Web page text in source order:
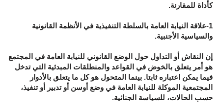
كأداة للمقارنة.
1-علاقة النيابة العامة بالسلطة التنفيذية في الأنظمة القانونية
والسياسية الأجنبية.
إن النقاش أو التداول حول الوضع القانوني للنيابة العامة في المجتمع
هو أمر يتعلق بالخوض في القواعد والمنطلقات المبدئية التي تدخل
فيما يمكن اعتباره ثابتا. بينما المتحول هو كل ما يتعلق بالأدوار
المجتمعية الموكلة للنيابة العامة في وضع أوسن أو تدبير أو تنفيذ،
حسب الحالات، للسياسة الجنائية.